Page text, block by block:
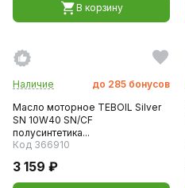
В корзину
Наличие до 285 бонусов
Масло моторное TEBOIL Silver
SN 10W40 SN/CF
полусинтетика...
Код 366910
3 159 ₽